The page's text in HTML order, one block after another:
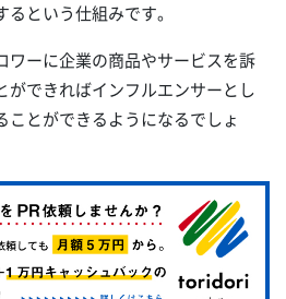
という仕組みです。
ワーに企業の商品やサービスを訴
ができればインフルエンサーとし
ことができるようになるでしょ